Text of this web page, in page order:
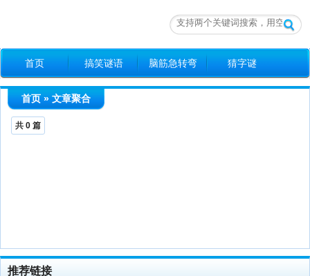
首页 搞笑谜语 脑筋急转弯 猜字谜
成语谜语 动物谜语
人名谜语
首页 » 文章聚合
共 0 篇
推荐链接